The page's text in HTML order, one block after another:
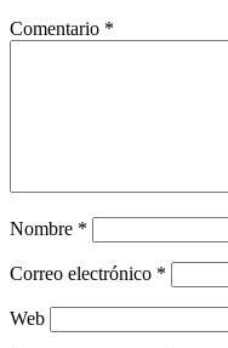
Comentario *
Nombre *
Correo electrónico *
Web